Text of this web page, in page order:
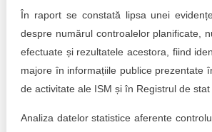
În raport se constată lipsa unei
despre numărul controalelor planificate,
efectuate și rezultatele acestora, fiind
majore în informațiile publice prezentate
de activitate ale ISM și în Registrul de stat
Analiza datelor statistice aferente